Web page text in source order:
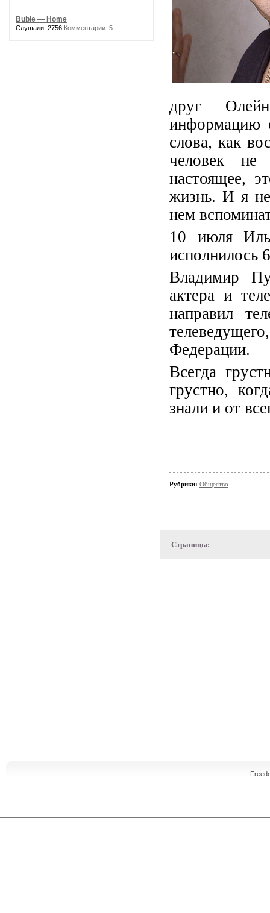
Buble — Home
Слушали: 2756 Комментарии: 5
друг
информацию
слова, как
человек
настоящее,
жизнь. И я
нем
10 июля
исполнилось
Владимир
актера и
направил
Федерации.
Всегда
грустно,
знали и от
Рубрики: Общество
Страницы: